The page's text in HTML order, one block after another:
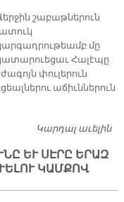
շաբաթներուն
մը
Հալէպը
փուլերուն
աճիւններուն
Կարդալ աւելին
ԵՒ ՍԷՐԸ ԵՐԱԶ
ԿԱՄՔՈՎ